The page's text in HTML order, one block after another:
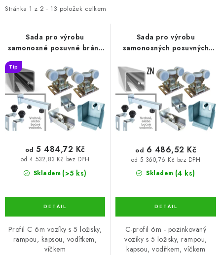
HLINÍKOVÝ PLOTOVÝ SYSTÉM
OTOČNÉ ŽALUZIE
Kontakt Technická podpora
i
r
o
d
u
k
t
ů
Stránka 1 z 2 - 13 položek celkem
e
p
r
o
d
u
k
t
Sada pro výrobu
samonosné posuvné brány
do šířky průjezdu 4,5 m
70×70×4mm (SADA-01)
Tip
Skladem (>5 ks)
od 4 532,83 Kč bez DPH
od 5 484,72 Kč
Profil C 6m vozíky s 5 ložisky,
rampou, kapsou, vodítkem,
víčkem
Sada pro výrobu
samonosných posuvných
m, s pozinkovaným C-
profilem 70x70x4 (SADA-01-
ZN)
Skladem (4 ks)
od 5 360,76 Kč bez DPH
od 6 486,52 Kč
C-profil 6m - pozinkovaný
vozíky s 5 ložisky, rampou,
kapsou, vodítkem, víčkem